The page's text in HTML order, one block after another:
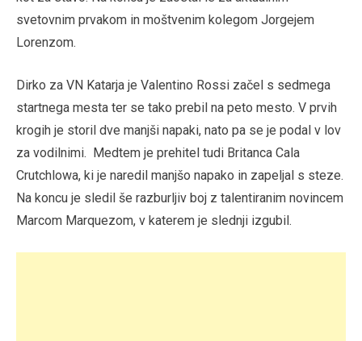
svetovnim prvakom in moštvenim kolegom Jorgejem
Lorenzom.
Dirko za VN Katarja je Valentino Rossi začel s sedmega
startnega mesta ter se tako prebil na peto mesto. V prvih
krogih je storil dve manjši napaki, nato pa se je podal v lov
za vodilnimi. Medtem je prehitel tudi Britanca Cala
Crutchlowa, ki je naredil manjšo napako in zapeljal s steze.
Na koncu je sledil še razburljiv boj z talentiranim novincem
Marcom Marquezom, v katerem je slednji izgubil.